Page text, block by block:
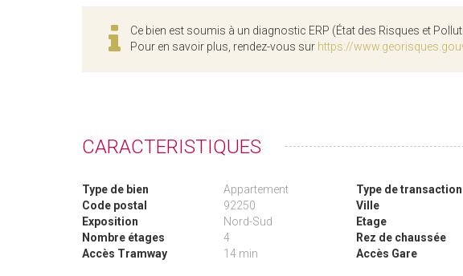
Ce bien est soumis à un diagnostic ERP (État des Risques et
Pour en savoir plus, rendez-vous sur https://
CARACTERISTIQUES
Type de bien
Appartement
Code postal
92250
Exposition
Nord-Sud
Nombre étages
4
Accès Tramway
14 min
Type de transaction
Ville
Etage
Rez de chaussée
Accès Gare